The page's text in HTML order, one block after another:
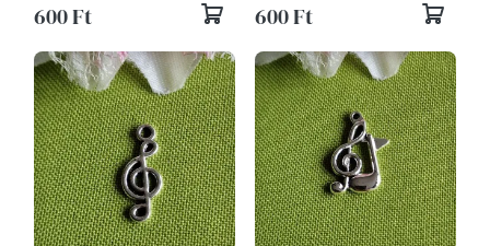
600 Ft 600 Ft